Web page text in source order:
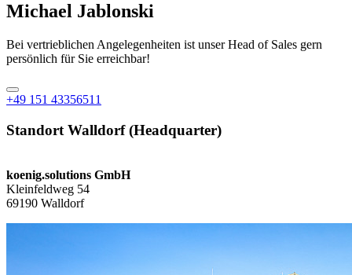
Michael Jablonski
Bei vertrieblichen Angelegenheiten ist unser Head of Sales gern
persönlich für Sie erreichbar!
+49 151 43356511
Standort Walldorf (Headquarter)
koenig.solutions GmbH
Kleinfeldweg 54
69190 Walldorf